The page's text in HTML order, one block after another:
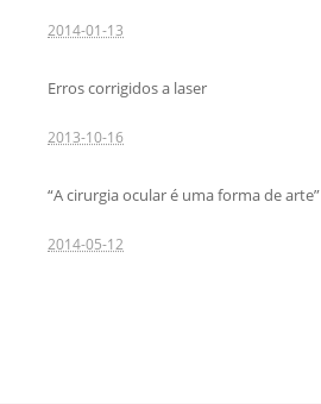
2014-01-13
Erros corrigidos a laser
2013-10-16
“A cirurgia ocular é uma forma de arte”
2014-05-12